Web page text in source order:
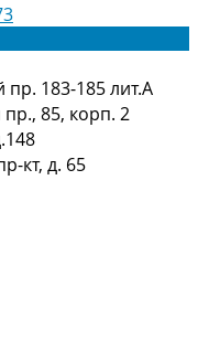
пр. 183-185 лит.А
пр., 85, корп. 2
кт, д. 65